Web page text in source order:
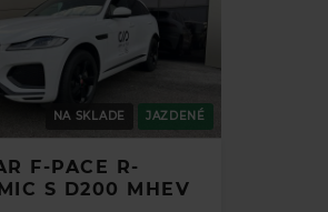
NA SKLADE JAZDENÉ
F-PACE R-
S D200 MHEV